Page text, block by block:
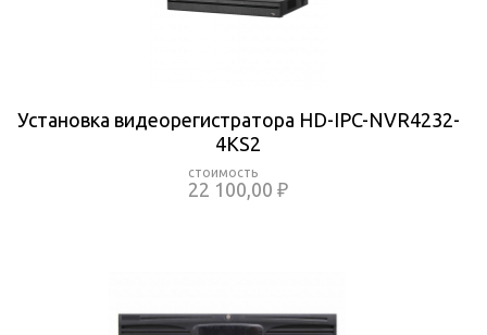
Установка видеорегистратора HD-IPC-NVR4232-
4KS2
22 100,00 ₽